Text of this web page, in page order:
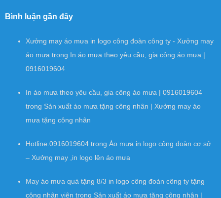
Bình luận gần đây
Xưởng may áo mưa in logo công đoàn công ty - Xưởng may
áo mưa trong In áo mưa theo yêu cầu, gia công áo mưa |
0916019604
In áo mưa theo yêu cầu, gia công áo mưa | 0916019604
trong Sản xuất áo mưa tặng công nhân | Xưởng may áo
mưa tặng công nhân
Hotline.0916019604 trong Áo mưa in logo công đoàn cơ sở
– Xưởng may ,in logo lên áo mưa
May áo mưa quà tặng 8/3 in logo công đoàn công ty tặng
công nhân viên trong Sản xuất áo mưa tặng công nhân |